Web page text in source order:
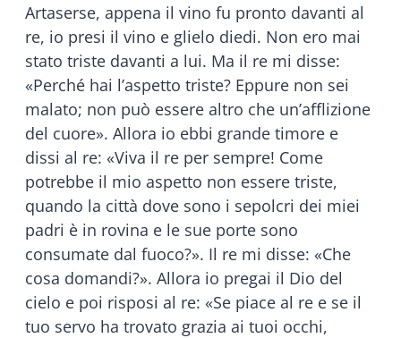
Artaserse, appena il vino fu pronto davanti al
re, io presi il vino e glielo diedi. Non ero mai
stato triste davanti a lui. Ma il re mi disse:
«Perché hai l’aspetto triste? Eppure non sei
malato; non può essere altro che un’afflizione
del cuore». Allora io ebbi grande timore e
dissi al re: «Viva il re per sempre! Come
potrebbe il mio aspetto non essere triste,
quando la città dove sono i sepolcri dei miei
padri è in rovina e le sue porte sono
consumate dal fuoco?». Il re mi disse: «Che
cosa domandi?». Allora io pregai il Dio del
cielo e poi risposi al re: «Se piace al re e se il
tuo servo ha trovato grazia ai tuoi occhi,